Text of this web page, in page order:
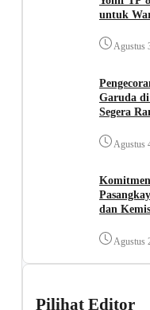
untuk
Agustus
Garuda
Segera
Agustus
dan
Agustus
Pilihat Editor